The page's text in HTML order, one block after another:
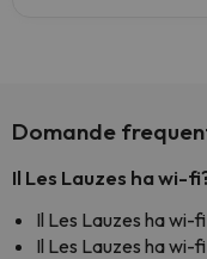
Domande
Il Les Lauzes ha wi-
Il Les Lauzes ha
Il Les Lauzes ha